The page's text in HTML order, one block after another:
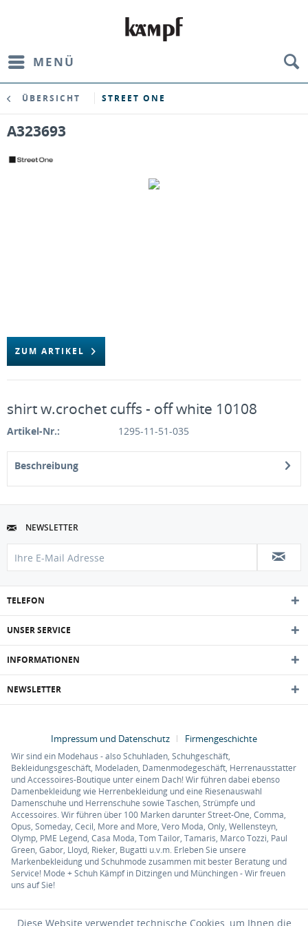
MENÜ
ÜBERSICHT STREET ONE
A323693
ZUM ARTIKEL
shirt w.crochet cuffs - off white 10108
Artikel-Nr.: 1295-11-51-035
Beschreibung
NEWSLETTER
TELEFON
UNSER SERVICE
INFORMATIONEN
NEWSLETTER
Impressum und Datenschutz Firmengeschichte
Wir sind ein Modehaus - also Schuhladen, Schuhgeschäft,
Bekleidungsgeschäft, Modeladen, Damenmodegeschäft, Herrenausstatter
und Accessoires-Boutique unter einem Dach! Wir führen dabei ebenso
Damenbekleidung wie Herrenbekleidung und eine Riesenauswahl
Damenschuhe und Herrenschuhe sowie Taschen, Strümpfe und
Accessoires. Wir führen über 100 Marken darunter Street-One, Comma,
Opus, Someday, Cecil, More and More, Vero Moda, Only, Wellensteyn,
Olymp, PME Legend, Casa Moda, Tom Tailor, Tamaris, Marco Tozzi, Paul
Green, Gabor, Lloyd, Rieker, Bugatti u.v.m. Erleben Sie unsere
Markenbekleidung und Schuhmode zusammen mit bester Beratung und
Service! Mode + Schuh Kämpf in Ditzingen und Münchingen - Wir freuen
uns auf Sie!
Diese Website verwendet technische Cookies, um Ihnen die